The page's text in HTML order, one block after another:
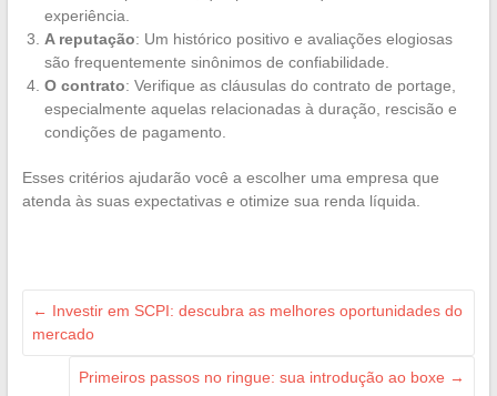
experiência.
A reputação: Um histórico positivo e avaliações elogiosas
são frequentemente sinônimos de confiabilidade.
O contrato: Verifique as cláusulas do contrato de portage,
especialmente aquelas relacionadas à duração, rescisão e
condições de pagamento.
Esses critérios ajudarão você a escolher uma empresa que
atenda às suas expectativas e otimize sua renda líquida.
← Investir em SCPI: descubra as melhores oportunidades do
mercado
Primeiros passos no ringue: sua introdução ao boxe →